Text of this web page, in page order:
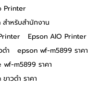
Printer
ำหรับสำนักงาน
Epson AIO Printer
ำ
epson wf-m5899 ราคา
m5899 ราคา
าวดำ ราคา